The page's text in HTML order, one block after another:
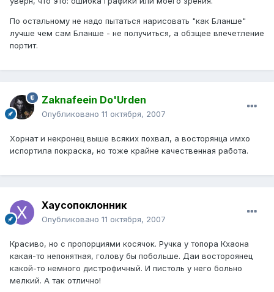
По остальному не надо пытаться нарисовать "как Бланше"
лучше чем сам Бланше - не получиться, а обзщее впечетление
портит.
Zaknafeein Do'Urden
Опубликовано 11 октября, 2007
Хорнат и некронец выше всяких похвал, а восторянца имхо
испортила покраска, но тоже крайне качественная работа.
Хаусопоклонник
Опубликовано 11 октября, 2007
Красиво, но с пропорциями косячок. Ручка у топора Кхаона
какая-то непонятная, голову бы побольше. Даи востороянец
какой-то немного дистрофичный. И пистоль у него больно
мелкий. А так отлично!